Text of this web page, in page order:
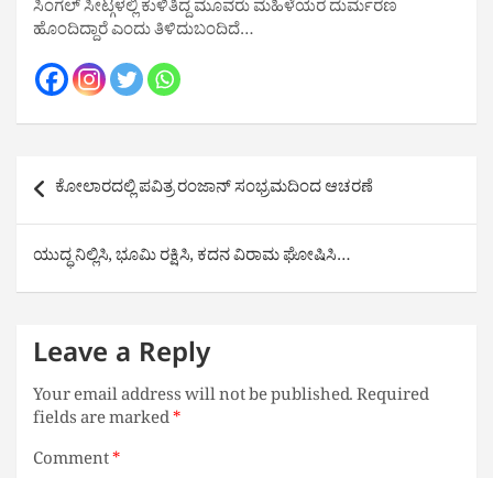
ಸಿಂಗಲ್ ಸೀಟ್ಗಳಲ್ಲಿ ಕುಳಿತಿದ್ದ ಮೂವರು ಮಹಿಳೆಯರ ದುರ್ಮರಣ
ಹೊಂದಿದ್ದಾರೆ ಎಂದು ತಿಳಿದುಬಂದಿದೆ…
Post
navigation
ಕೋಲಾರದಲ್ಲಿ ಪವಿತ್ರ ರಂಜಾನ್‌ ಸಂಭ್ರಮದಿಂದ ಆಚರಣೆ
ಯುದ್ಧ ನಿಲ್ಲಿಸಿ, ಭೂಮಿ ರಕ್ಷಿಸಿ, ಕದನ ವಿರಾಮ ಘೋಷಿಸಿ…
Leave a Reply
Your email address will not be published.Required
fields are marked*
Comment*